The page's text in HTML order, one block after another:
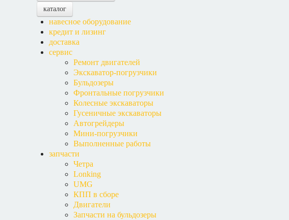
каталог
навесное оборудование
кредит и лизинг
доставка
сервис
Ремонт двигателей
Экскаватор-погрузчики
Бульдозеры
Фронтальные погрузчики
Колесные экскаваторы
Гусеничные экскаваторы
Автогрейдеры
Мини-погрузчики
Выполненные работы
запчасти
Четра
Lonking
UMG
КПП в сборе
Двигатели
Запчасти на бульдозеры